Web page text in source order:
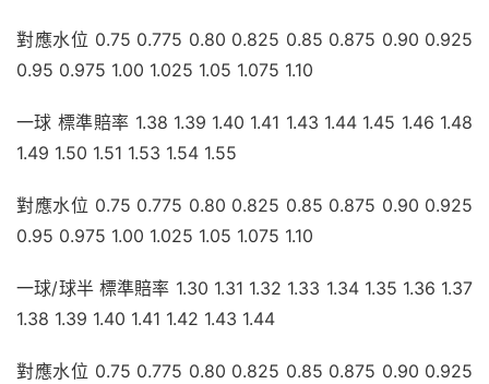
對應水位 0.75 0.775 0.80 0.825 0.85 0.875 0.90 0.925
0.95 0.975 1.00 1.025 1.05 1.075 1.10
一球 標準賠率 1.38 1.39 1.40 1.41 1.43 1.44 1.45 1.46 1.48
1.49 1.50 1.51 1.53 1.54 1.55
對應水位 0.75 0.775 0.80 0.825 0.85 0.875 0.90 0.925
0.95 0.975 1.00 1.025 1.05 1.075 1.10
一球/球半 標準賠率 1.30 1.31 1.32 1.33 1.34 1.35 1.36 1.37
1.38 1.39 1.40 1.41 1.42 1.43 1.44
對應水位 0.75 0.775 0.80 0.825 0.85 0.875 0.90 0.925